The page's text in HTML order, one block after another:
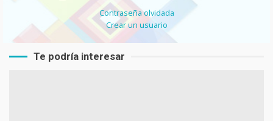
Contraseña olvidada
Crear un usuario
Te podría interesar